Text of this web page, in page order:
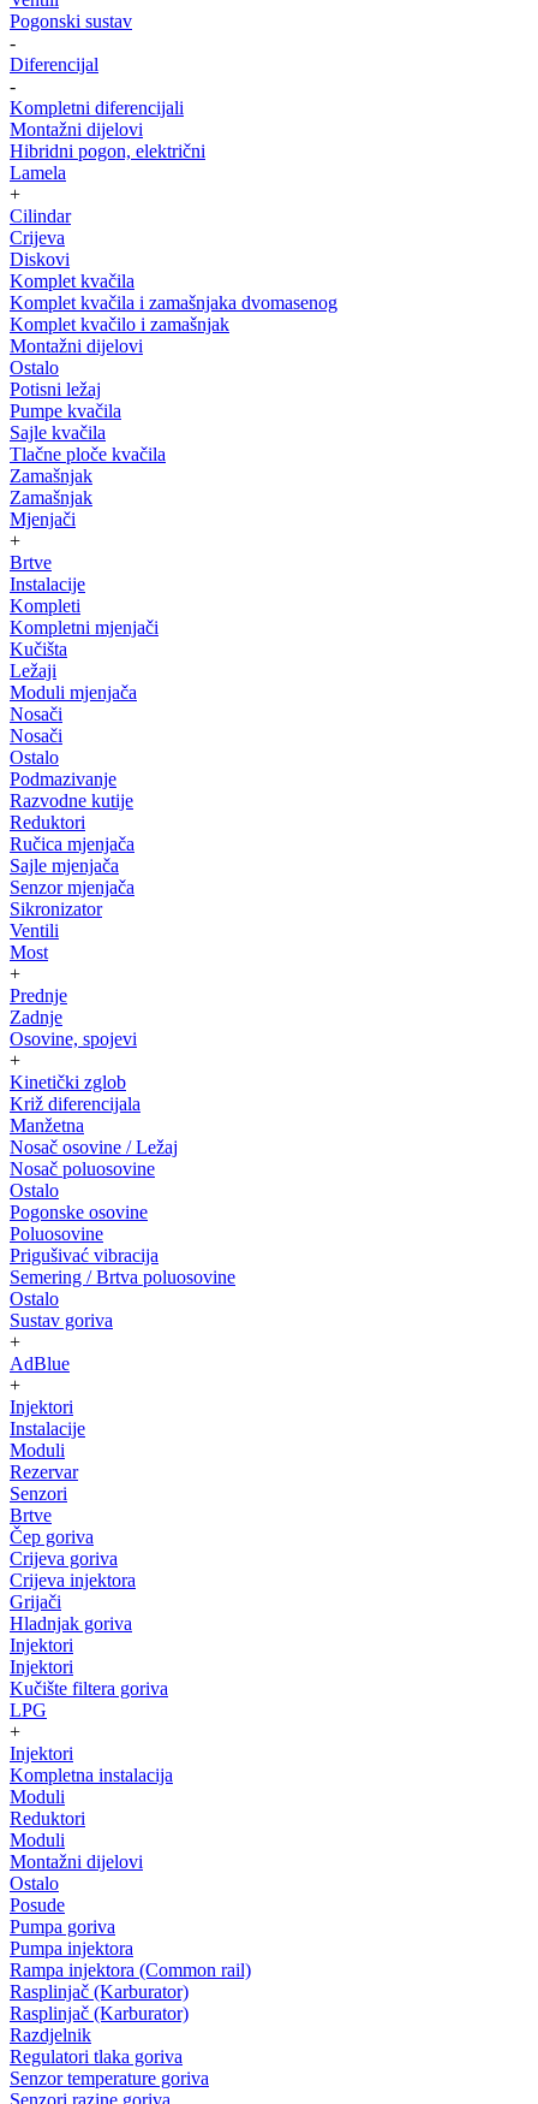
Pogonski sustav
-
Diferencijal
-
Kompletni diferencijali
Montažni dijelovi
Hibridni pogon, električni
Lamela
+
Cilindar
Crijeva
Diskovi
Komplet kvačila
Komplet kvačila i zamašnjaka dvomasenog
Komplet kvačilo i zamašnjak
Montažni dijelovi
Ostalo
Potisni ležaj
Pumpe kvačila
Sajle kvačila
Tlačne ploče kvačila
Zamašnjak
Zamašnjak
Mjenjači
+
Brtve
Instalacije
Kompleti
Kompletni mjenjači
Kučišta
Ležaji
Moduli mjenjača
Nosači
Nosači
Ostalo
Podmazivanje
Razvodne kutije
Reduktori
Ručica mjenjača
Sajle mjenjača
Senzor mjenjača
Sikronizator
Ventili
Most
+
Prednje
Zadnje
Osovine, spojevi
+
Kinetički zglob
Križ diferencijala
Manžetna
Nosač osovine / Ležaj
Nosač poluosovine
Ostalo
Pogonske osovine
Poluosovine
Prigušivać vibracija
Semering / Brtva poluosovine
Ostalo
Sustav goriva
+
AdBlue
+
Injektori
Instalacije
Moduli
Rezervar
Senzori
Brtve
Čep goriva
Crijeva goriva
Crijeva injektora
Grijači
Hladnjak goriva
Injektori
Injektori
Kučište filtera goriva
LPG
+
Injektori
Kompletna instalacija
Moduli
Reduktori
Moduli
Montažni dijelovi
Ostalo
Posude
Pumpa goriva
Pumpa injektora
Rampa injektora (Common rail)
Rasplinjač (Karburator)
Rasplinjač (Karburator)
Razdjelnik
Regulatori tlaka goriva
Senzor temperature goriva
Senzori razine goriva